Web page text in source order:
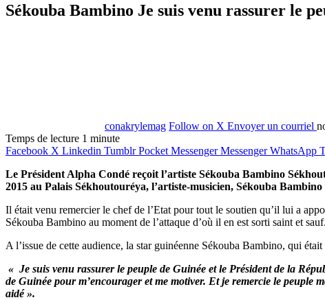
Sékouba Bambino Je suis venu rassurer le
conakrylemag Follow on X Envoyer un courriel
Temps de lecture 1 minute
Facebook X Linkedin Tumblr Pocket Messenger Messenger WhatsApp
Le Président Alpha Condé reçoit l’artiste Sékouba Bambino
2015 au Palais Sékhoutouréya, l’artiste-musicien, Sékouba
Il était venu remercier le chef de l’Etat pour tout le soutien qu’il lui a
Sékouba Bambino au moment de l’attaque d’où il en est sorti saint et sauf.
A l’issue de cette audience, la star guinéenne Sékouba Bambino, qui
« Je suis venu rassurer le peuple de Guinée et le Président de la
de Guinée pour m’encourager et me motiver. Et je remercie le peuple
aidé ».